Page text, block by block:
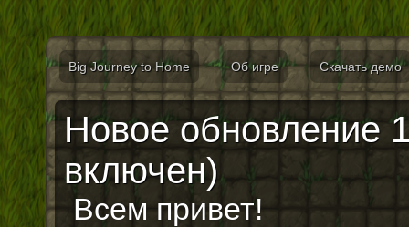
Big Journey to Home Об игре Скачать демо
Новое обновление
включен)
Всем привет!